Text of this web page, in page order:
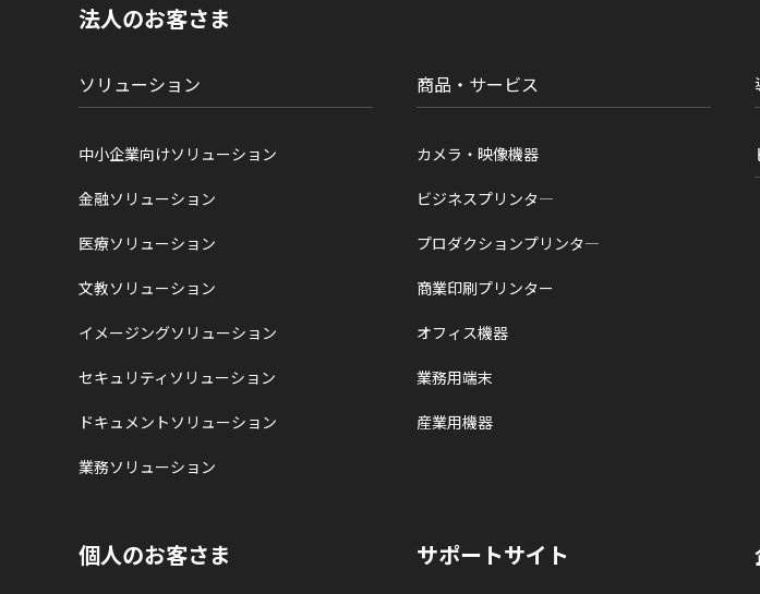
法人のお客さま
ソリューション
中小企業向けソリューション
金融ソリューション
医療ソリューション
文教ソリューション
イメージングソリューション
セキュリティソリューション
ドキュメントソリューション
業務ソリューション
商品・サービス
カメラ・映像機器
ビジネスプリンタ―
プロダクションプリンタ―
商業印刷プリンター
オフィス機器
業務用端末
産業用機器
個人のお客さま サポートサイト